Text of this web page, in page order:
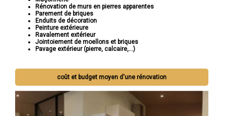
Rénovation de murs en pierres apparentes
Parement de briques
Enduits de décoration
Peinture extérieure
Ravalement extérieur
Jointoiement de moellons et briques
Pavage extérieur (pierre, calcaire,...)
coût et budget moyen d'une rénovation